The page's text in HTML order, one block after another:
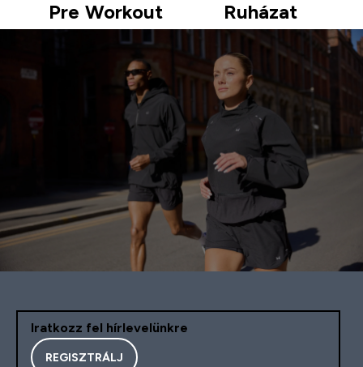
Pre Workout Ruházat
Iratkozz fel hírlevelünkre
REGISZTRÁLJ